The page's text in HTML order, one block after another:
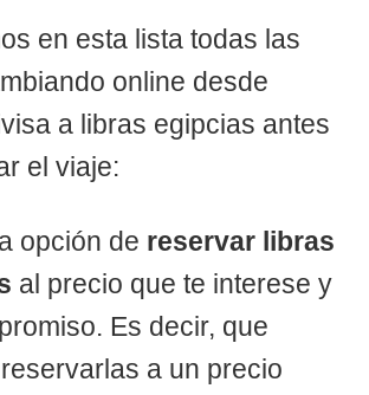
en esta lista todas las
online desde
a libras egipcias antes
el viaje:
opción de reservar libras
al precio que te interese y
Es decir, que
a un precio